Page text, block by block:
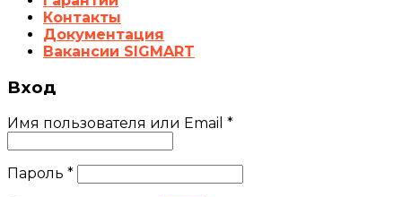
Контакты
Документация
Вакансии SIGMART
Вход
Имя пользователя или Email *
Пароль *